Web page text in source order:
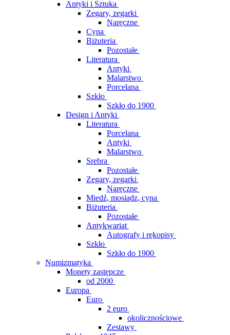
Antyki i Sztuka
Zegary, zegarki
Naręczne
Cyna
Biżuteria
Pozostałe
Literatura
Antyki
Malarstwo
Porcelana
Szkło
Szkło do 1900
Design i Antyki
Literatura
Porcelana
Antyki
Malarstwo
Srebra
Pozostałe
Zegary, zegarki
Naręczne
Miedź, mosiądz, cyna
Biżuteria
Pozostałe
Antykwariat
Autografy i rękopisy
Szkło
Szkło do 1900
Numizmatyka
Monety zastępcze
od 2000
Europa
Euro
2 euro
okolicznościowe
Zestawy